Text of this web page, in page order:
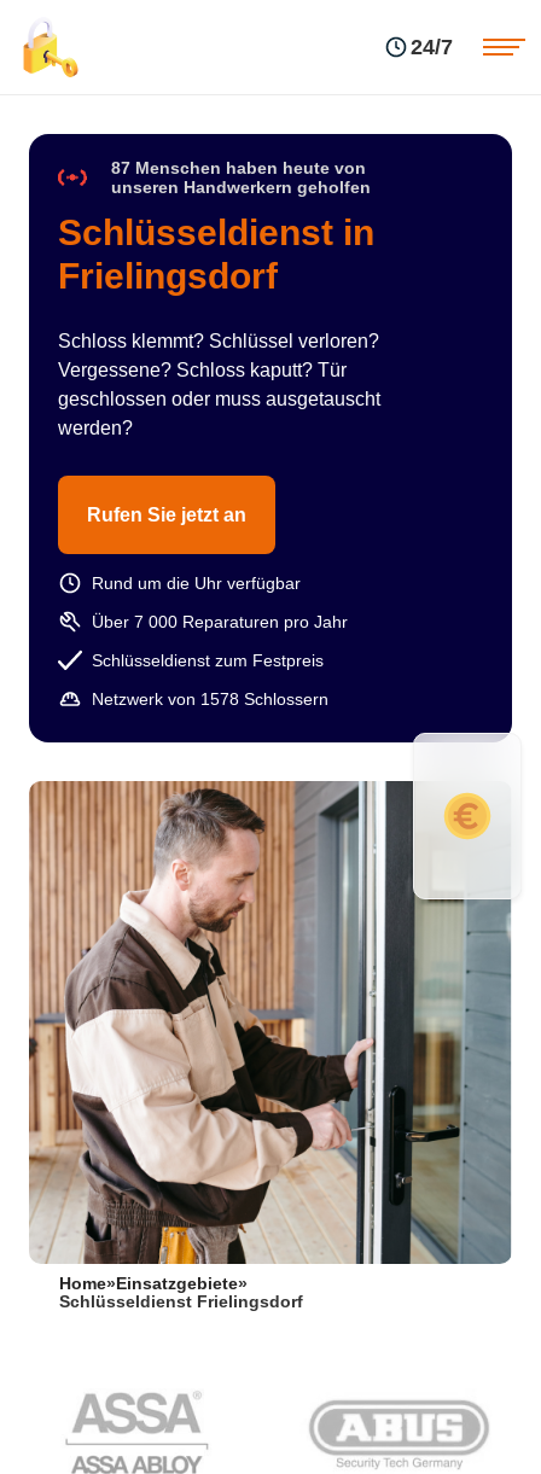
24/7
87 Menschen haben heute von
unseren Handwerkern geholfen
Schlüsseldienst in
Frielingsdorf
Schloss klemmt? Schlüssel verloren?
Vergessene? Schloss kaputt? Tür
geschlossen oder muss ausgetauscht
werden?
Rufen Sie jetzt an
Rund um die Uhr verfügbar
Über 7 000 Reparaturen pro Jahr
Schlüsseldienst zum Festpreis
Netzwerk von 1578 Schlossern
Home» Einsatzgebiete»
Schlüsseldienst Frielingsdorf